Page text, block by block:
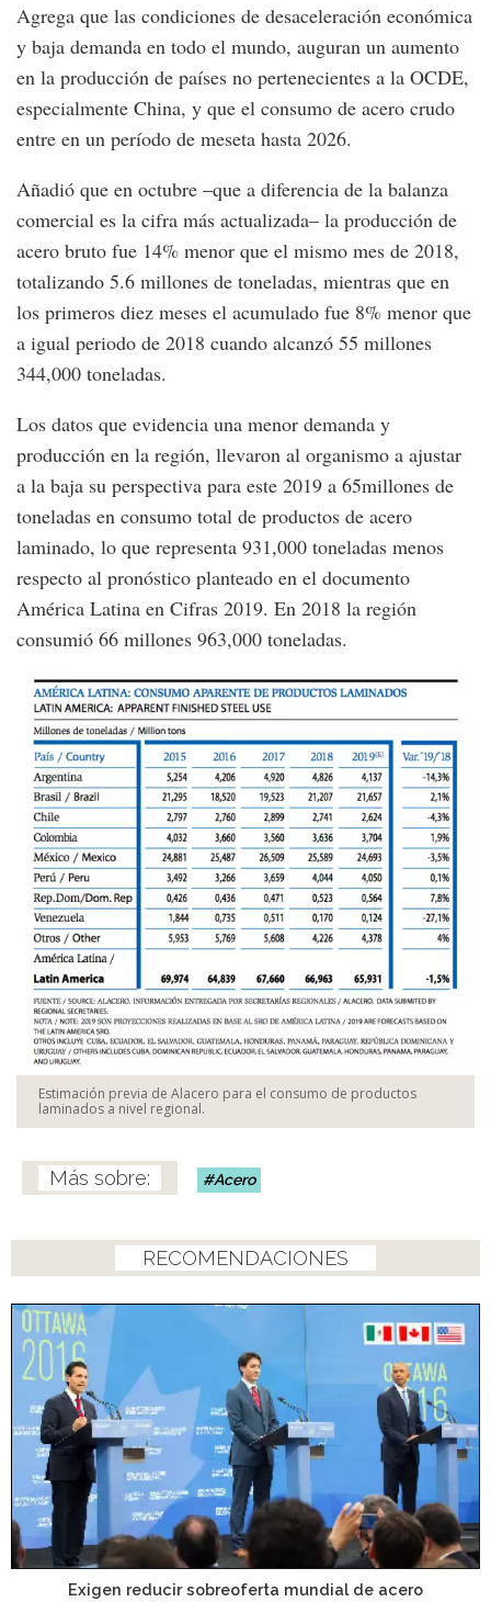
Agrega que las condiciones de desaceleración económica
y baja demanda en todo el mundo, auguran un aumento
en la producción de países no pertenecientes a la OCDE,
especialmente China, y que el consumo de acero crudo
entre en un período de meseta hasta 2026.
Añadió que en octubre –que a diferencia de la balanza
comercial es la cifra más actualizada– la producción de
acero bruto fue 14% menor que el mismo mes de 2018,
totalizando 5.6 millones de toneladas, mientras que en
los primeros diez meses el acumulado fue 8% menor que
a igual periodo de 2018 cuando alcanzó 55 millones
344,000 toneladas.
Los datos que evidencia una menor demanda y
producción en la región, llevaron al organismo a ajustar
a la baja su perspectiva para este 2019 a 65millones de
toneladas en consumo total de productos de acero
laminado, lo que representa 931,000 toneladas menos
respecto al pronóstico planteado en el documento
América Latina en Cifras 2019. En 2018 la región
consumió 66 millones 963,000 toneladas.
Estimación previa de Alacero para el consumo de productos
laminados a nivel regional.
Acero
RECOMENDACIONES
Exigen reducir sobreoferta mundial de acero